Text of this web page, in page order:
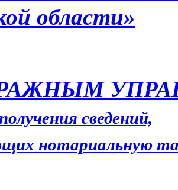
области»
сведений,
нотариальную